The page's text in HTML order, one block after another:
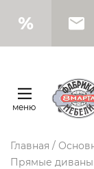
меню
Главная /
Прямые диваны